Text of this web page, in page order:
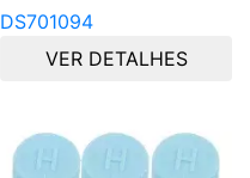
DS701094
VER DETALHES